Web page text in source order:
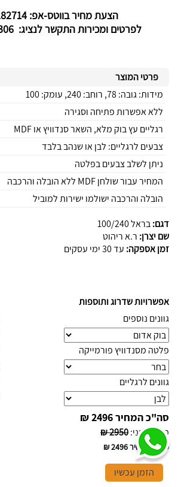
הצעת מחיר בווטס-אפ: 050-3282714
לפרטים ומכירות התקשר לנציג: 1-800-305-306
פרטי המוצר
מידות: גובה: 78, רוחב: 240, עומק: 100
ללא אפשרות פתיחה וסגירה
רגליים עץ בוק מלא, השאר סנדוויץ או MDF
צבעים לרגליים: לבן או שנהב בלבד
ניתן לשלב צבעים בפלטה
המחיר עבור שולחן MDF ללא הובלה והרכבה
הובלה והרכבה ישולמו ישירות למוביל
דגם:בראל 100/240
שם יצרן: ר.א ריהוט
זמן אספקה: עד 30 ימי עסקים
אפשרויות שדרוג ותוספות
גוונים נוספים
פלטה מסנדוויץ פורמייקה
גוונים לרגליים
סה"כ המחיר2496 ₪
מחיר לפני:
2950 ₪
סה"כ המחיר2496 ₪
הזמן עכשיו